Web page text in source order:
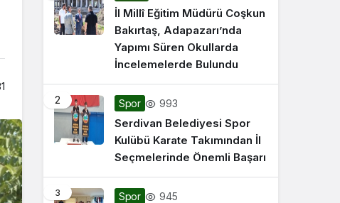
İl Millî Eğitim Müdürü Coşkun
Bakırtaş, Adapazarı’nda
Yapımı Süren Okullarda
İncelemelerde Bulundu
2 Spor 993
Serdivan Belediyesi Spor
Kulübü Karate Takımından İl
Seçmelerinde Önemli Başarı
3 Spor 945